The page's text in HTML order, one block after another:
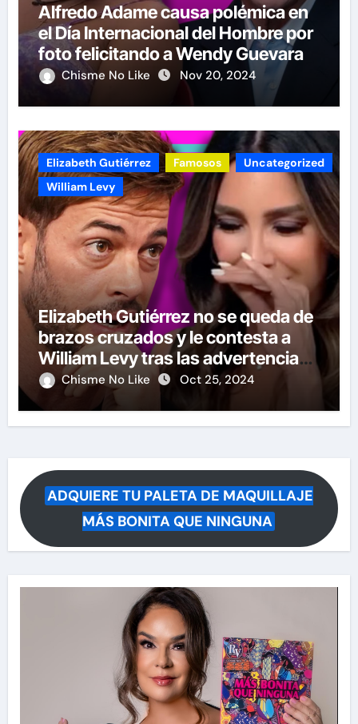
Alfredo Adame causa polémica en
el Día Internacional del Hombre por
foto felicitando a Wendy Guevara
Chisme No Like Nov 20, 2024
Elizabeth Gutiérrez Famosos
Uncategorized
William Levy
Elizabeth Gutiérrez no se queda de
brazos cruzados y le contesta a
William Levy tras las advertencias
de demandas
Chisme No Like Oct 25, 2024
ADQUIERE TU PALETA DE MAQUILLAJE
MÁS BONITA QUE NINGUNA